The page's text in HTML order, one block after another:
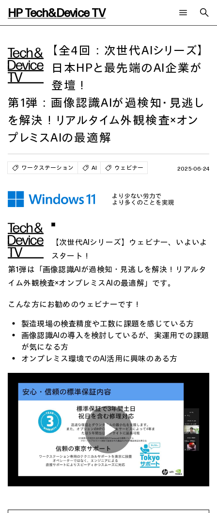
HP Tech&Device TV
全てのコンテンツ
チャンネル
AIの進化と活用事例
製品トレンド & レビュー
サイバーセキュリティ
教育とテクノロジー
自治体・公共
ハイブリッドワーク
ワークステーション
プリンター
イベントレポート
AI PC
AIワークステーション
Poly
WXP（DEXツール）
タグ一覧
コラム一覧
メールニュース会員登録
日本HP 公式Webサイト
HP Tech&Device TV 内のコンテンツを検索します。
【全4回：次世代AIシリーズ】
日本HPと最先端のAI企業が
登壇！
第1弾：画像認識AIが過検知・見逃し
を解決！リアルタイム外観検査×オン
プレミスAIの最適解
ワークステーション AI ウェビナー 2025-06-24
【次世代AIシリーズ】ウェビナー、いよいよ
スタート！
第1弾は「画像認識AIが過検知・見逃しを解決！リアルタ
イム外観検査×オンプレミスAIの最適解」です。
こんな方にお勧めのウェビナーです！
製造現場の検査精度や工数に課題を感じている方
画像認識AIの導入を検討しているが、実運用での課題
が気になる方
オンプレミス環境でのAI活用に興味のある方
Play